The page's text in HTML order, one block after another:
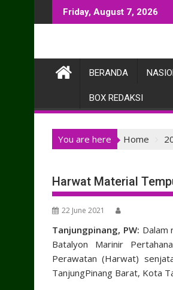
to
Friday, August 7, 2026
BERANDA
BOX REDAKSI
You are here Home
Harwat Material
22 June 2021
Tanjungpinang, PW: Dalam
Batalyon Marinir
Perawatan (Harwat)
TanjungPinang Barat, Kota